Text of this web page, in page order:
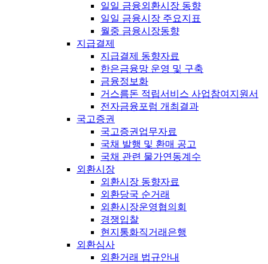
일일 금융외환시장 동향
일일 금융시장 주요지표
월중 금융시장동향
지급결제
지급결제 동향자료
한은금융망 운영 및 구축
금융정보화
거스름돈 적립서비스 사업참여지원서
전자금융포럼 개최결과
국고증권
국고증권업무자료
국채 발행 및 환매 공고
국채 관련 물가연동계수
외환시장
외환시장 동향자료
외환당국 순거래
외환시장운영협의회
경쟁입찰
현지통화직거래은행
외환심사
외환거래 법규안내